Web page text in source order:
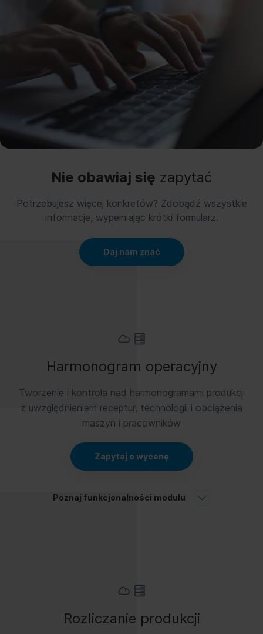
Nie obawiaj się zapytać
Potrzebujesz więcej konkretów? Zdobądź wszystkie
informacje, wypełniając krótki formularz.
Daj nam znać
Harmonogram operacyjny
Tworzenie i kontrola nad harmonogramami produkcji
z uwzględnieniem receptur, technologii i obciążenia
maszyn i pracowników
Zapytaj o wycenę
Poznaj funkcjonalności modułu
Rozliczanie produkcji